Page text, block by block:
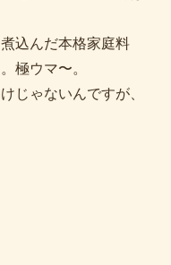
込んだ本格家庭料
極ウマ〜。
じゃないんですが、